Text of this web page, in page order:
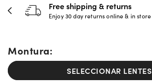
Free shipping & returns
Enjoy 30 day returns online & in store
Montura:
SELECCIONAR LENTES